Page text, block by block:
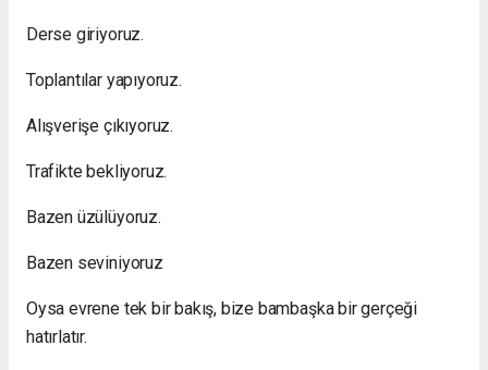
Derse giriyoruz.
Toplantılar yapıyoruz.
Alışverişe çıkıyoruz.
Trafikte bekliyoruz.
Bazen üzülüyoruz.
Bazen seviniyoruz
Oysa evrene tek bir bakış, bize bambaşka bir gerçeği
hatırlatır.